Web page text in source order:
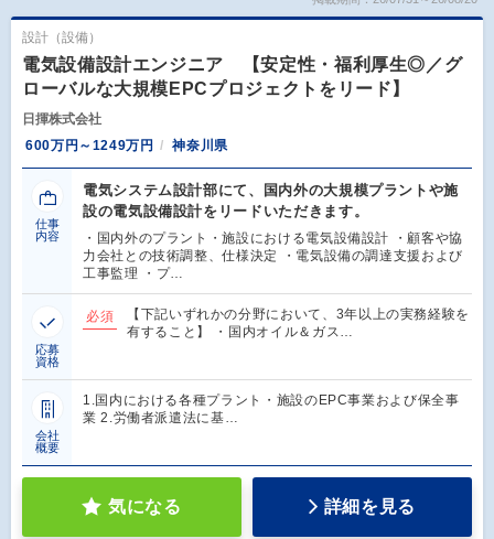
設計（設備）
電気設備設計エンジニア 【安定性・福利厚生◎／グ
ローバルな大規模EPCプロジェクトをリード】
日揮株式会社
600万円～1249万円
神奈川県
仕事
内容
電気システム設計部にて、国内外の大規模プラントや施
設の電気設備設計をリードいただきます。
・国内外のプラント・施設における電気設備設計 ・顧客や協
力会社との技術調整、仕様決定 ・電気設備の調達支援および
工事監理 ・プ…
応募
資格
必須
【下記いずれかの分野において、3年以上の実務経験を
有すること】 ・国内オイル＆ガス…
会社
概要
1.国内における各種プラント・施設のEPC事業および保全事
業 2.労働者派遣法に基…
気になる 詳細を見る